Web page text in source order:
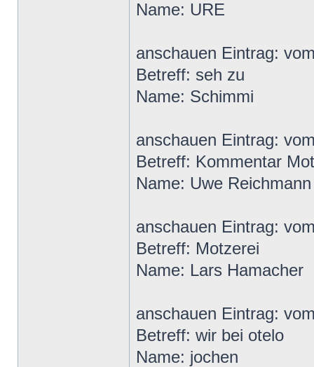
Name: URE
anschauen Eintrag:
Betreff: seh zu
Name: Schimmi
anschauen Eintrag:
Betreff: Kommentar
Name: Uwe Reichmann
anschauen Eintrag:
Betreff: Motzerei
Name: Lars Hamacher
anschauen Eintrag:
Betreff: wir bei otelo
Name: jochen